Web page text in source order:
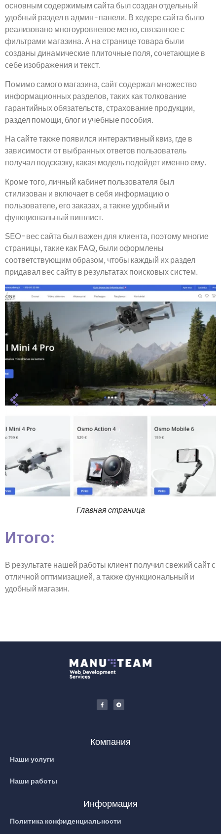
основным содержимым сайта был создан отдельный
удобный раздел в админ-панели. В хедере сайта было
реализовано многоуровневое меню, связанное с
фильтрами магазина. А на странице товара были
созданы динамические плиточные поля, сочетающие в
себе изображения и текст.
Помимо самого магазина, сайт содержал множество
информационных разделов, таких как толкование
гарантийных обязательств, страхование продукции,
раздел помощи, блог и учебные пособия.
На сайте также появился интерактивный квиз, где в
зависимости от выбранных ответов пользователь
получал подсказку, какая модель подойдет именно ему.
Кроме того, личный кабинет пользователя был
стилизован и включает в себя информацию о
пользователе, его заказах, а также удобный и
функциональный вишлист.
SEO-вес сайта был важен для клиента, поэтому многие
страницы, такие как FAQ, были оформлены
соответствующим образом, чтобы каждый их раздел
придавал вес сайту в результатах поисковых систем.
Главная страница
Итого:
В результате нашей работы клиент получил свежий сайт с
отличной оптимизацией, а также функциональный и
удобный магазин.
Компания
Наши услуги
Наши работы
Информация
Политика конфиденциальности